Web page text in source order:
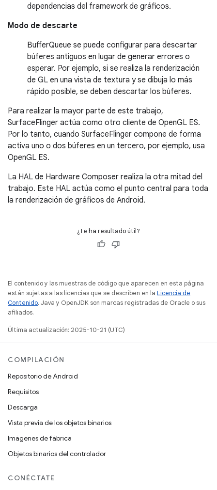
dependencias del framework de gráficos.
Modo de descarte
BufferQueue se puede configurar para descartar
búferes antiguos en lugar de generar errores o
esperar. Por ejemplo, si se realiza la renderización
de GL en una vista de textura y se dibuja lo más
rápido posible, se deben descartar los búferes.
Para realizar la mayor parte de este trabajo,
SurfaceFlinger actúa como otro cliente de OpenGL ES.
Por lo tanto, cuando SurfaceFlinger compone de forma
activa uno o dos búferes en un tercero, por ejemplo, usa
OpenGL ES.
La HAL de Hardware Composer realiza la otra mitad del
trabajo. Este HAL actúa como el punto central para toda
la renderización de gráficos de Android.
¿Te ha resultado útil?
El contenido y las muestras de código que aparecen en esta página
están sujetas a las licencias que se describen en la Licencia de
Contenido. Java y OpenJDK son marcas registradas de Oracle o sus
afiliados.
Última actualización: 2025-10-21 (UTC)
COMPILACIÓN
Repositorio de Android
Requisitos
Descarga
Vista previa de los objetos binarios
Imágenes de fábrica
Objetos binarios del controlador
CONÉCTATE